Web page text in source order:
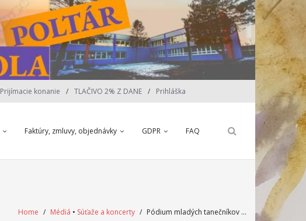
Prijímacie konanie TLAČIVO 2% Z DANE Prihláška
Faktúry, zmluvy, objednávky GDPR FAQ
Home / Médiá • Súťaže a koncerty / Pódium mladých tanečníkov …